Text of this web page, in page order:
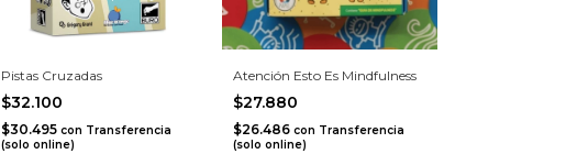
Pistas Cruzadas
$32.100
$30.495 con Transferencia
(solo online)
Atención Esto Es Mindfulness
$27.880
$26.486 con Transferencia
(solo online)